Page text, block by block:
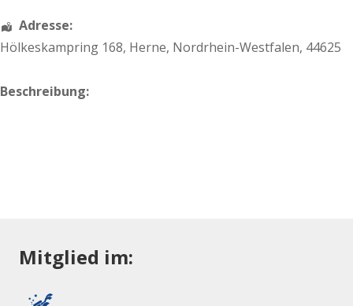
Adresse:
Hölkeskampring 168, Herne, Nordrhein-Westfalen, 44625
Beschreibung:
Mitglied im: